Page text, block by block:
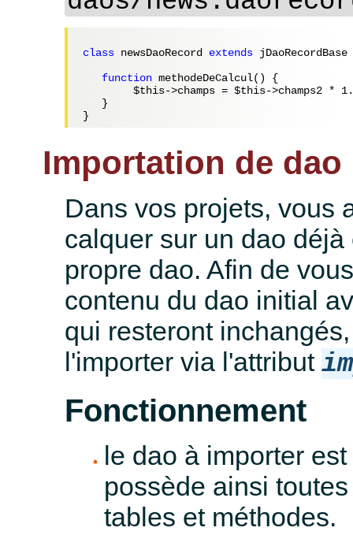
class newsDaoRecord extends
function methodeDeCalcul() {
$this->champs = $this->champs2 *
   }
Importation de dao
Dans vos projets, vous
calquer sur un dao
propre dao. Afin de
contenu du dao initial
qui resteront
l'importer via l'attribut
Fonctionnement
le dao à importer
possède ainsi
tables et méthodes.